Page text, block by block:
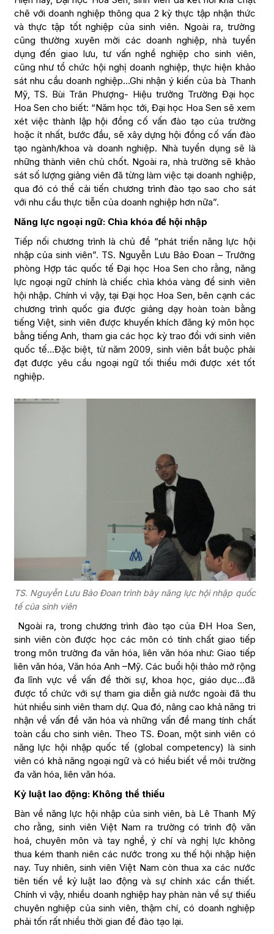
chẽ với doanh nghiệp thông qua 2 kỳ thực tập nhận thức
và thực tập tốt nghiệp của sinh viên. Ngoài ra, trường
cũng thường xuyên mời các doanh nghiệp, nhà tuyển
dụng đến giao lưu, tư vấn nghề nghiệp cho sinh viên,
cũng như tổ chức hội nghị doanh nghiệp, thực hiện khảo
sát nhu cầu doanh nghiệp…Ghi nhận ý kiến của bà Thanh
Mỹ, TS. Bùi Trân Phượng- Hiệu trưởng Trường Đại học
Hoa Sen cho biết: “Năm học tới, Đại học Hoa Sen sẽ xem
xét việc thành lập hội đồng cố vấn đào tạo của trường
hoặc ít nhất, bước đầu, sẽ xây dựng hội đồng cố vấn đào
tạo ngành/khoa và doanh nghiệp. Nhà tuyển dụng sẽ là
những thành viên chủ chốt. Ngoài ra, nhà trường sẽ khảo
sát số lượng giảng viên đã từng làm việc tại doanh nghiệp,
qua đó có thể cải tiến chương trình đào tạo sao cho sát
với nhu cầu thực tiễn của doanh nghiệp hơn nữa”.
Năng lực ngoại ngữ: Chìa khóa để hội nhập
Tiếp nối chương trình là chủ đề “phát triển năng lực hội
nhập của sinh viên”. TS. Nguyễn Lưu Bảo Đoan – Trưởng
phòng Hợp tác quốc tế Đại học Hoa Sen cho rằng, năng
lực ngoại ngữ chính là chiếc chìa khóa vàng để sinh viên
hội nhập. Chính vì vậy, tại Đại học Hoa Sen, bên cạnh các
chương trình quốc gia được giảng dạy hoàn toàn bằng
tiếng Việt, sinh viên được khuyến khích đăng ký môn học
bằng tiếng Anh, tham gia các học kỳ trao đổi với sinh viên
quốc tế…Đặc biệt, từ năm 2009, sinh viên bắt buộc phải
đạt được yêu cầu ngoại ngữ tối thiểu mới được xét tốt
nghiệp.
TS. Nguyễn Lưu Bảo Đoan trình bày năng lực hội nhập quốc
tế của sinh viên
Ngoài ra, trong chương trình đào tạo của ĐH Hoa Sen,
sinh viên còn được học các môn có tính chất giao tiếp
trong môn trường đa văn hóa, liên văn hóa như: Giao tiếp
liên văn hóa, Văn hóa Anh –Mỹ. Các buổi hội thảo mở rộng
đa lĩnh vực về vấn đề thời sự, khoa học, giáo dục…đã
được tổ chức với sự tham gia diễn giả nước ngoài đã thu
hút nhiều sinh viên tham dự. Qua đó, nâng cao khả năng tri
nhận về vấn đề văn hóa và những vấn đề mang tính chất
toàn cầu cho sinh viên. Theo TS. Đoan, một sinh viên có
năng lực hội nhập quốc tế (global competency) là sinh
viên có khả năng ngoại ngữ và có hiểu biết về môi trường
đa văn hóa, liên văn hóa.
Kỷ luật lao động: Không thể thiếu
Bàn về năng lực hội nhập của sinh viên, bà Lê Thanh Mỹ
cho rằng, sinh viên Việt Nam ra trường có trình độ văn
hoá, chuyên môn và tay nghề, ý chí và nghị lực không
thua kém thanh niên các nước trong xu thế hội nhập hiện
nay. Tuy nhiên, sinh viên Việt Nam còn thua xa các nước
tiên tiến về kỷ luật lao động và sự chính xác cần thiết.
Chính vì vậy, nhiều doanh nghiệp hay phàn nàn về sự thiếu
chuyên nghiệp của sinh viên, thậm chí, có doanh nghiệp
phải tốn rất nhiều thời gian để đào tạo lại.